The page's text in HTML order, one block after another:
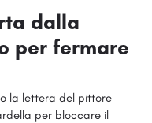
dalla
per fermare
la lettera del pittore
per bloccare il